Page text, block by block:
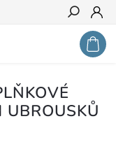
Hledat
UBROUSKŮ